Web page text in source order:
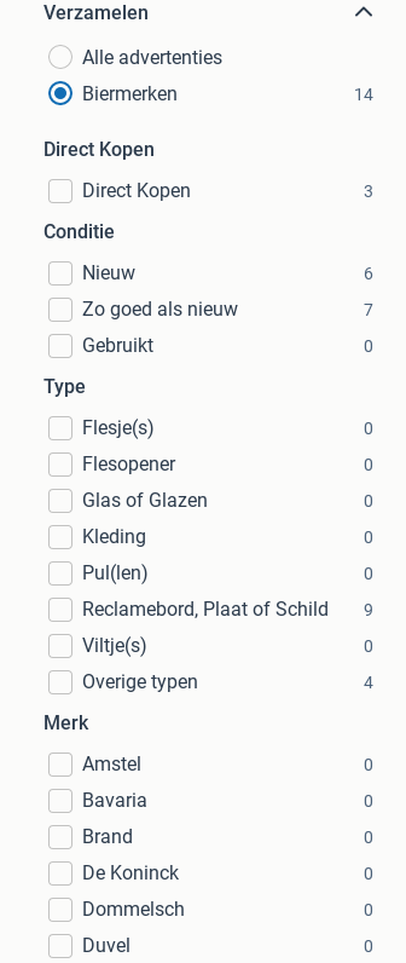
Verzamelen
Alle advertenties
Biermerken
14
Direct Kopen
Direct Kopen
3
Conditie
Nieuw
6
Zo goed als nieuw 7
Gebruikt 0
Type
Flesje(s)
0
Flesopener 0
Glas of Glazen 0
Kleding 0
Pul(len) 0
Reclamebord, Plaat of Schild 9
Viltje(s) 0
Overige typen 4
Merk
Amstel
0
Bavaria 0
Brand 0
De Koninck 0
Dommelsch 0
Duvel 0